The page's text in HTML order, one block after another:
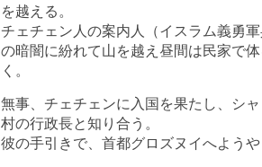
を越える。
チェチェン人の案内人（イスラム義勇
の暗闇に紛れて山を越え昼間は民家で
く。
無事、チェチェンに入国を果たし、シ
村の行政長と知り合う。
彼の手引きで、首都グロズヌイへよう